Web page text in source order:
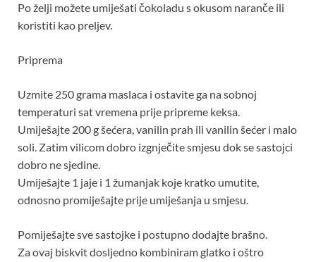
Po želji možete umiješati čokoladu s okusom naranče ili
koristiti kao preljev.
Priprema
Uzmite 250 grama maslaca i ostavite ga na sobnoj
temperaturi sat vremena prije pripreme keksa.
Umiješajte 200 g šećera, vanilin prah ili vanilin šećer i malo
soli. Zatim vilicom dobro izgnječite smjesu dok se sastojci
dobro ne sjedine.
Umiješajte 1 jaje i 1 žumanjak koje kratko umutite,
odnosno promiješajte prije umiješanja u smjesu.
Pomiješajte sve sastojke i postupno dodajte brašno.
Za ovaj biskvit dosljedno kombiniram glatko i oštro